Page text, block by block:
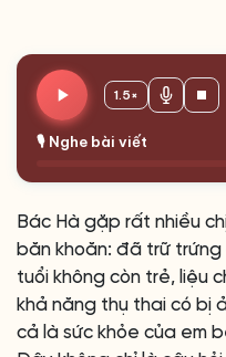
🎙️ Nghe bài viết
1.5×
Bác Hà gặp rất nhiều
băn khoăn: đã trữ trứng
tuổi không còn trẻ, liệu
khả năng thụ thai có bị
cả là sức khỏe của em